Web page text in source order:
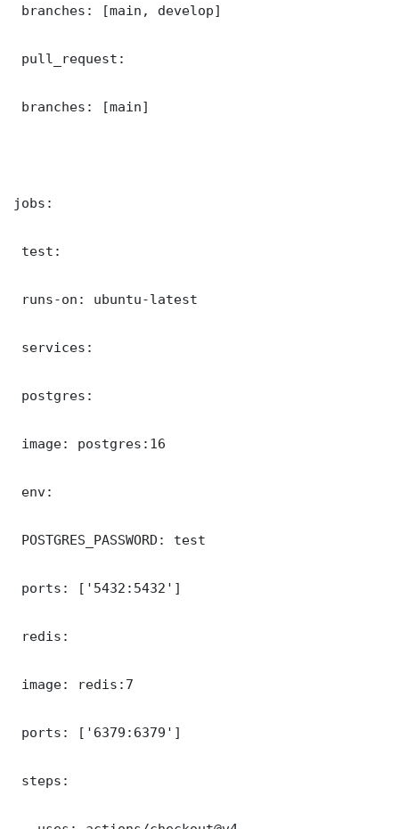
branches: [main, develop]
pull_request:
branches: [main]
jobs:
test:
runs-on: ubuntu-latest
services:
postgres:
image: postgres:16
env:
POSTGRES_PASSWORD: test
ports: ['5432:5432']
redis:
image: redis:7
ports: ['6379:6379']
steps: